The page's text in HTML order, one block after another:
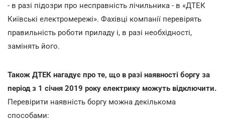
- в разі підозри про несправність лічильника - в «ДТЕК
Київські електромережі». Фахівці компанії перевірять
правильність роботи приладу і, в разі необхідності,
замінять його.
Також ДТЕК нагадує про те, що в разі наявності боргу за
період з 1 січня 2019 року електрику можуть відключити.
Перевірити наявність боргу можна декількома
способами: